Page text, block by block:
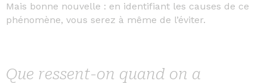
Mais bonne nouvelle : en identifiant les causes de ce
phénomène, vous serez à même de l’éviter.
Que ressent-on quand on a